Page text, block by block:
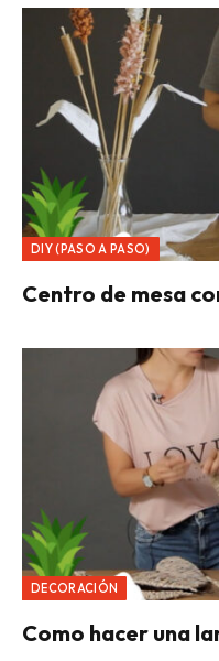
DIY (PASO A PASO)
Centro de mesa
DECORACIÓN
Como hacer una